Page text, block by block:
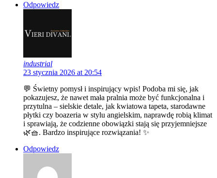
Odpowiedz
industrial
23 stycznia 2026 at 20:54
💬 Świetny pomysł i inspirujący wpis! Podoba mi się, jak
pokazujesz, że nawet mała pralnia może być funkcjonalna i
przytulna – sielskie detale, jak kwiatowa tapeta, starodawne
płytki czy boazeria w stylu angielskim, naprawdę robią klimat
i sprawiają, że codzienne obowiązki stają się przyjemniejsze
🌿🧺. Bardzo inspirujące rozwiązania! ✨
Odpowiedz